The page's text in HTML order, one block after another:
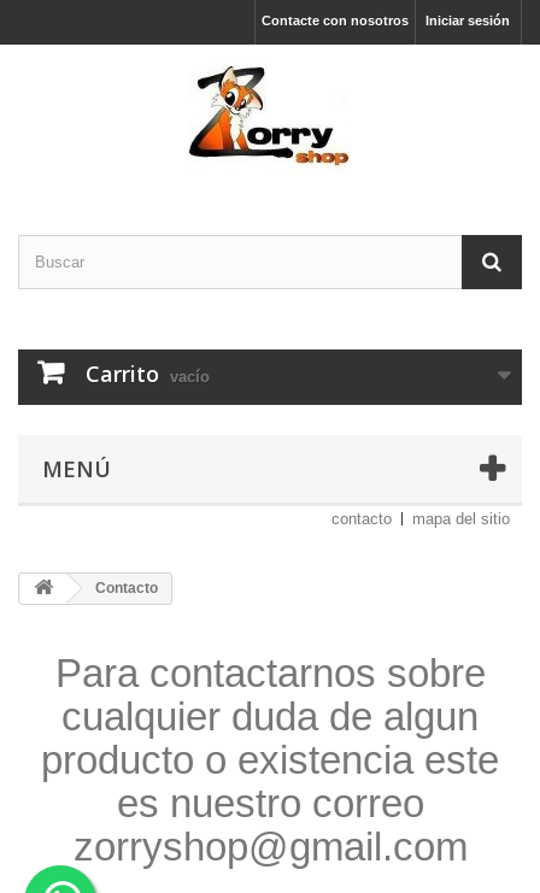
Iniciar sesión
Contacte con nosotros
Carrito vacío
MENÚ
contacto mapa del sitio
Contacto
Para contactarnos sobre
cualquier duda de algun
producto o existencia este
es nuestro correo
zorryshop@gmail.com